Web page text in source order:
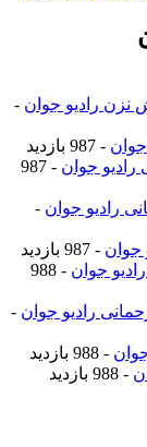
نزن رادیو جوان -
جوان - 987 بازدید
رادیو جوان
- 987
رادیو جوان -
جوان - 987 بازدید
جوان
- 988
رادیو جوان -
- 988 بازدید
- 988 بازدید